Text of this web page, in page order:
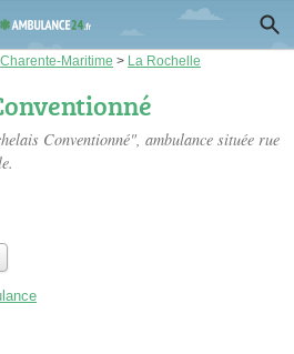
Charente-Maritime > La Rochelle
Conventionné", ambulance située rue